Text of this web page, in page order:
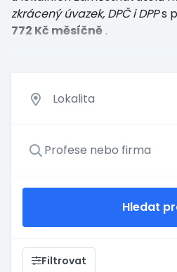
zkrácený úvazek, DPČ i DPPs
772 Kč měsíčně .
Hledat
Filtrovat